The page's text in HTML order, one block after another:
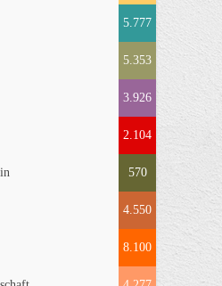
5.777
5.353
3.926
2.104
570
4.550
8.100